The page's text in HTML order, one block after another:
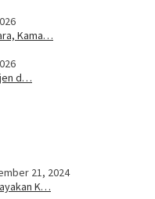
Kama…
d…
21, 2024
K…